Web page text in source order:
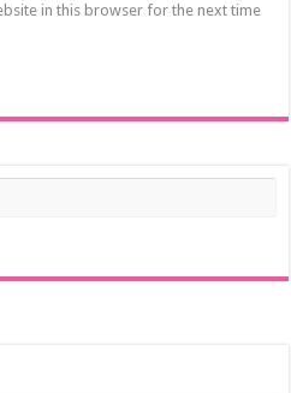
in this browser for the next time